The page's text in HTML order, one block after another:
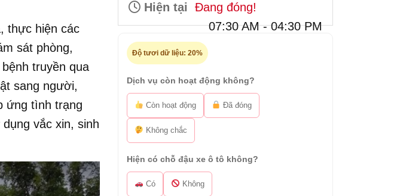
thực hiện các
sát phòng,
truyền qua
sang người,
ứng tình trạng
vắc xin, sinh
Hiện tại
Đang đóng!
07:30 AM - 04:30 PM
Độ tươi dữ liệu: 20%
Dịch vụ còn hoạt động không?
Còn hoạt động Đã đóng
Không chắc
Hiện có chỗ đậu xe ô tô không?
Có Không